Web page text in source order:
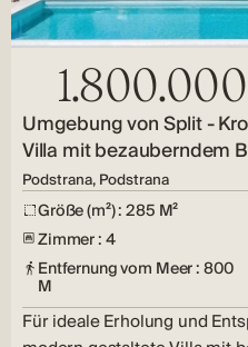
Umgebung von Split -
Villa mit bezauberndem
Podstrana, Podstrana
Größe (m²) : 285 M²
Zimmer : 4
Entfernung vom Meer : 800
M
Für ideale Erholung und